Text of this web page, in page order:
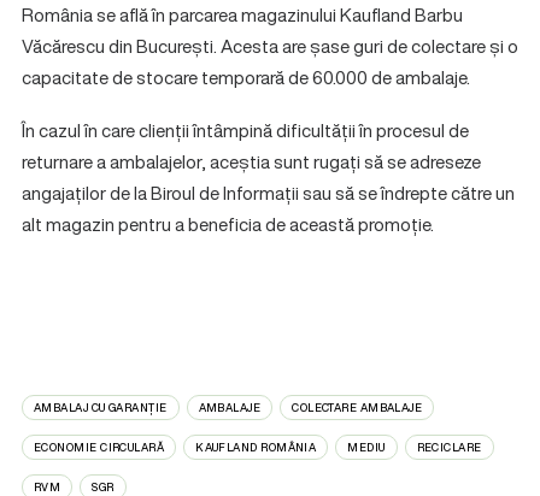
România se află în parcarea magazinului Kaufland Barbu
Văcărescu din București. Acesta are șase guri de colectare și o
capacitate de stocare temporară de 60.000 de ambalaje.
În cazul în care clienții întâmpină dificultății în procesul de
returnare a ambalajelor, aceștia sunt rugați să se adreseze
angajaților de la Biroul de Informații sau să se îndrepte către un
alt magazin pentru a beneficia de această promoție.
AMBALAJ CU GARANȚIE AMBALAJE COLECTARE AMBALAJE
ECONOMIE CIRCULARĂ KAUFLAND ROMÂNIA MEDIU RECICLARE
RVM SGR